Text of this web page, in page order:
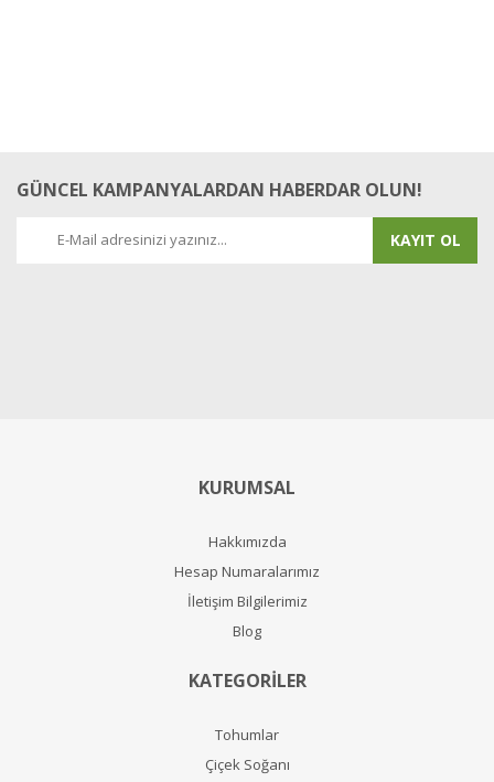
GÜNCEL KAMPANYALARDAN HABERDAR OLUN!
KAYIT OL
KURUMSAL
Hakkımızda
Hesap Numaralarımız
İletişim Bilgilerimiz
Blog
KATEGORİLER
Tohumlar
Çiçek Soğanı